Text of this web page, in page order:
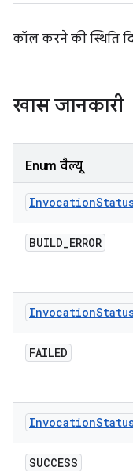
कॉल करने की स्थिति
खास जानकारी
Enum वैल्यू
Invocation
BUILD_ERROR
Invocation
FAILED
Invocation
SUCCESS